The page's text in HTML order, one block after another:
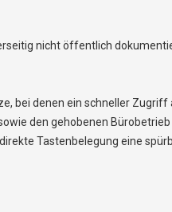
nicht öffentlich
bei denen ein schneller
den gehobenen
Tastenbelegung eine